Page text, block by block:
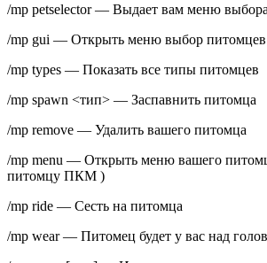
/mp petselector — Выдает вам меню
/mp gui — Открыть меню выбор питомцев
/mp types — Показать все типы питомцев
/mp spawn <тип> — Заспавнить питомца
/mp remove — Удалить вашего питомца
/mp menu — Открыть меню вашего
питомцу ПКМ )
/mp ride — Сесть на питомца
/mp wear — Питомец будет у вас над